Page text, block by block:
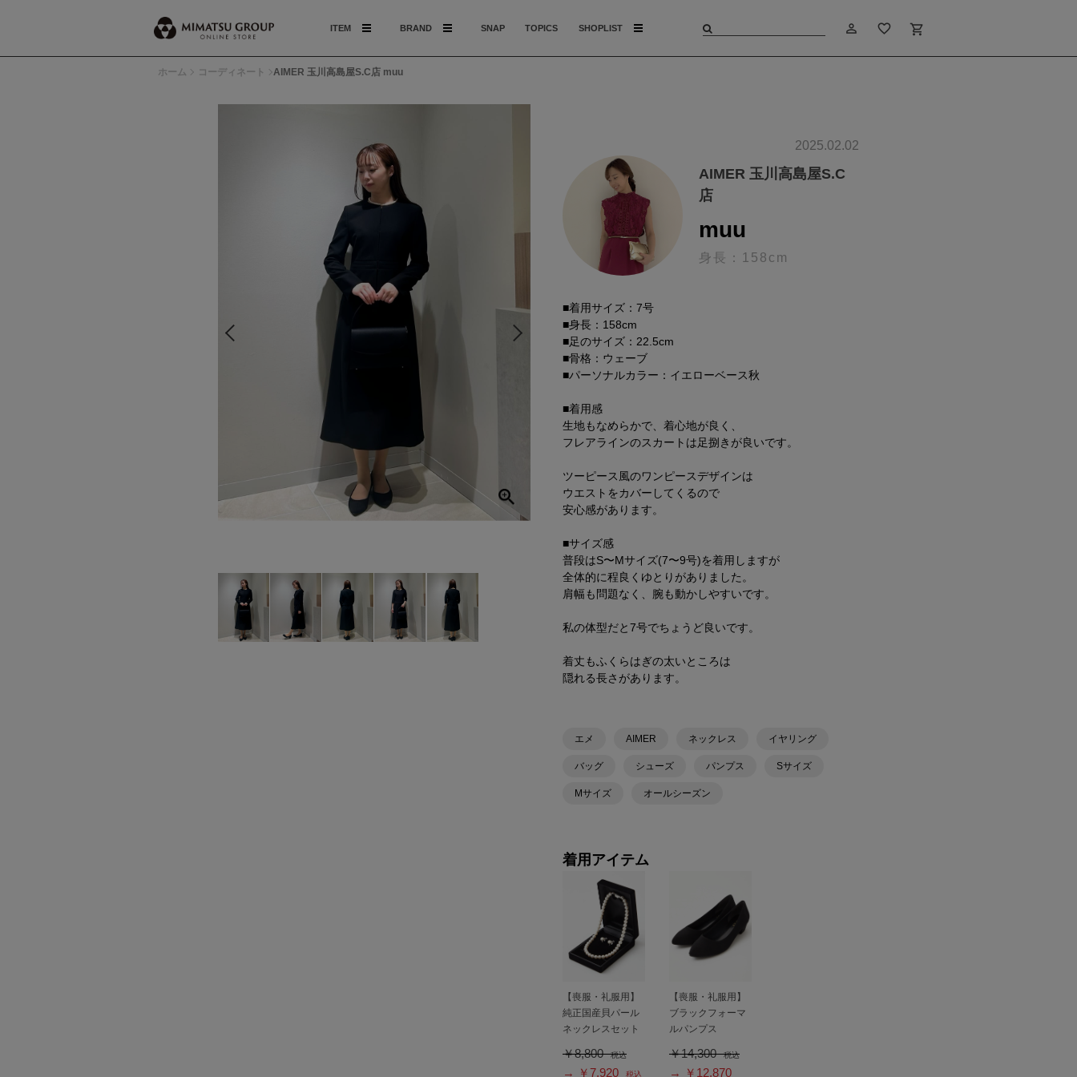
ITEM BRAND SNAP TOPICS SHOPLIST person_outline favorite_border shopping_cart
ホーム コーディネート AIMER 玉川高島屋S.C店 muu
2025.02.02
AIMER 玉川高島屋S.C
店
muu
身長：158cm
■着用サイズ：7号
■身長：158cm
■足のサイズ：22.5cm
■骨格：ウェーブ
■パーソナルカラー：イエローベース秋
■着用感
生地もなめらかで、着心地が良く、
フレアラインのスカートは足捌きが良いです。
ツーピース風のワンピースデザインは
ウエストをカバーしてくるので
安心感があります。
■サイズ感
普段はS〜Mサイズ(7〜9号)を着用しますが
全体的に程良くゆとりがありました。
肩幅も問題なく、腕も動かしやすいです。
私の体型だと7号でちょうど良いです。
着丈もふくらはぎの太いところは
隠れる長さがあります。
エメ AIMER ネックレス イヤリング
バッグ シューズ パンプス Sサイズ
Mサイズ オールシーズン
着用アイテム
【喪服・礼服用】
純正国産貝パール
ネックレスセット
￥8,800 税込
→ ￥7,920 税込
【喪服・礼服用】
ブラックフォーマ
ルパンプス
￥14,300 税込
→ ￥12,870